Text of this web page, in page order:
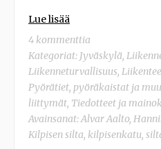
Lue lisää
4 kommenttia
Kategoriat: Jyväskylä,
Liikenneturvallisuus,
Pyörätiet, pyöräkaistat ja
liittymät, Tiedotteet ja
Avainsanat:Alvar Aalto,
Kilpisen silta, kilpisenkatu,